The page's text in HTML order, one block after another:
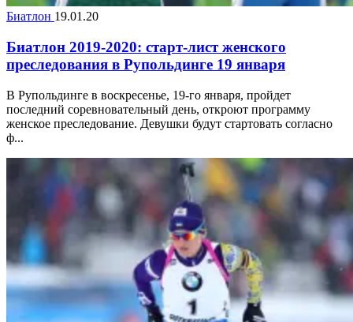
Биатлон 19.01.20
Биатлон 2019-2020: старт-лист женского
преследования в Рупольдинге 19 января
В Рупольдинге в воскресенье, 19-го января, пройдет
последний соревновательный день, откроют программу
женское преследование. Девушки будут стартовать согласно
ф...